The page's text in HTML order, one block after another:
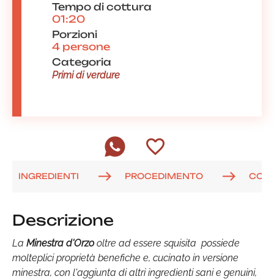
Tempo di cottura
01:20
Porzioni
4 persone
Categoria
Primi di verdure
INGREDIENTI PROCEDIMENTO
Descrizione
La Minestra d'Orzooltre ad essere squisita possiede
molteplici proprietà benefiche e, cucinato in versione
minestra, con l'aggiunta di altri ingredienti sani e genuini,